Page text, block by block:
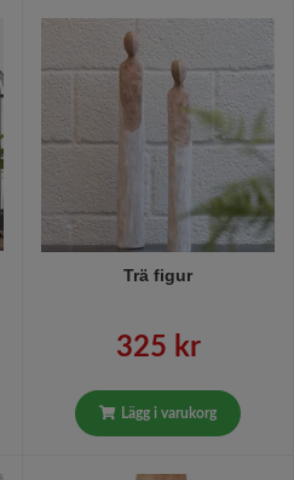
Trä figur
325 kr
Lägg i varukorg